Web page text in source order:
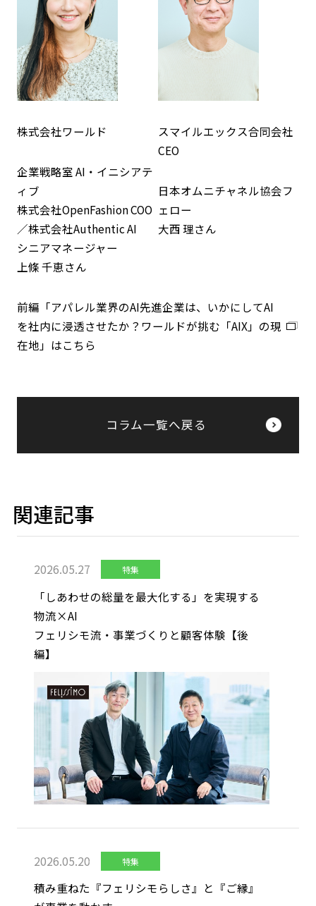
株式会社ワールド
企業戦略室 AI・イニシアテ
ィブ
株式会社OpenFashion COO
／株式会社Authentic AI
シニアマネージャー
上條 千恵さん
スマイルエックス合同会社
CEO
日本オムニチャネル協会フ
ェロー
大西 理さん
前編「アパレル業界のAI先進企業は、いかにしてAI
を社内に浸透させたか？ワールドが挑む「AIX」の現
在地」はこちら
コラム一覧へ戻る
関連記事
2026.05.27 特集
「しあわせの総量を最大化する」を実現する
物流×AI
フェリシモ流・事業づくりと顧客体験【後
編】
2026.05.20 特集
積み重ねた『フェリシモらしさ』と『ご縁』